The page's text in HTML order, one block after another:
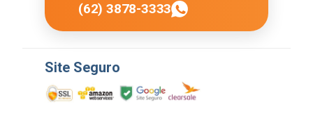
(62) 3878-3333
Site Seguro